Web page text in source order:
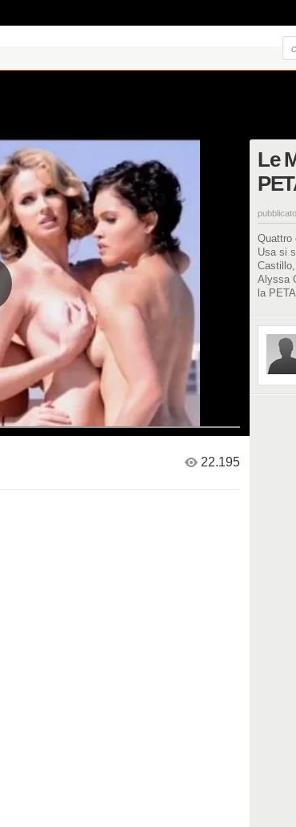
Le
Quattro
Usa si
Alyssa
la
22.195